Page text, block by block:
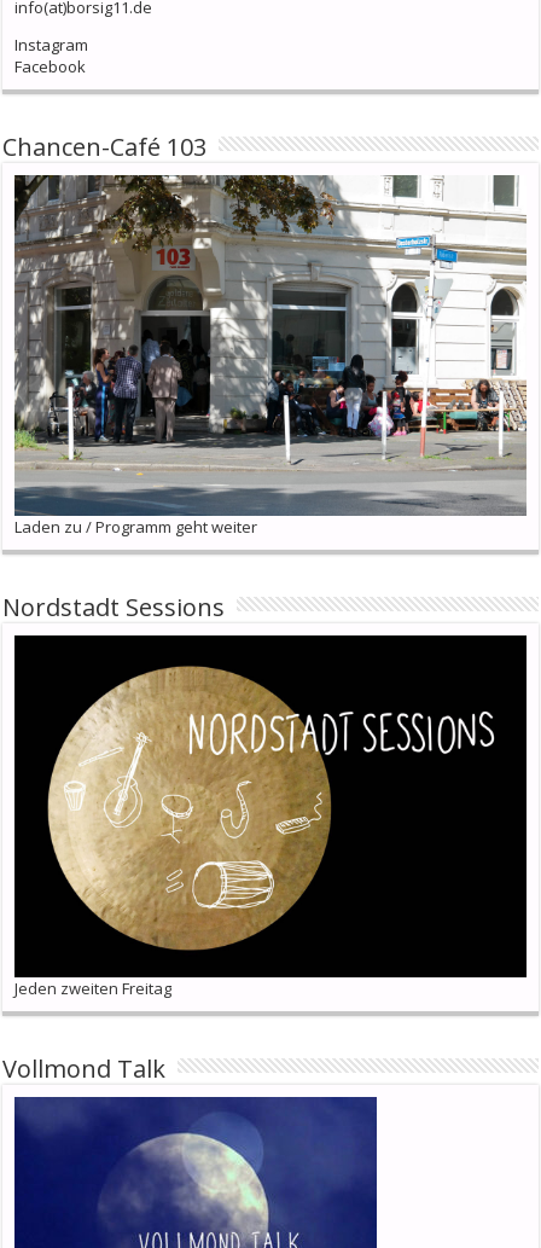
info(at)borsig11.de
Instagram
Facebook
Chancen-Café 103
Laden zu / Programm geht weiter
Nordstadt Sessions
Jeden zweiten Freitag
Vollmond Talk